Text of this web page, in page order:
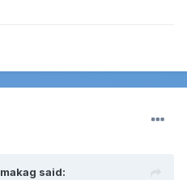
makag said: